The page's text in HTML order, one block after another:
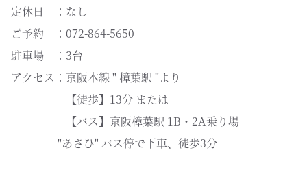
定休日 ：なし
ご予約 ：072-864-5650
駐車場 ：3台
アクセス：京阪本線 " 樟葉駅 "より
【徒歩】13分 または
【バス】京阪樟葉駅 1B・2A乗り場
"あさひ" バス停で下車、徒歩3分